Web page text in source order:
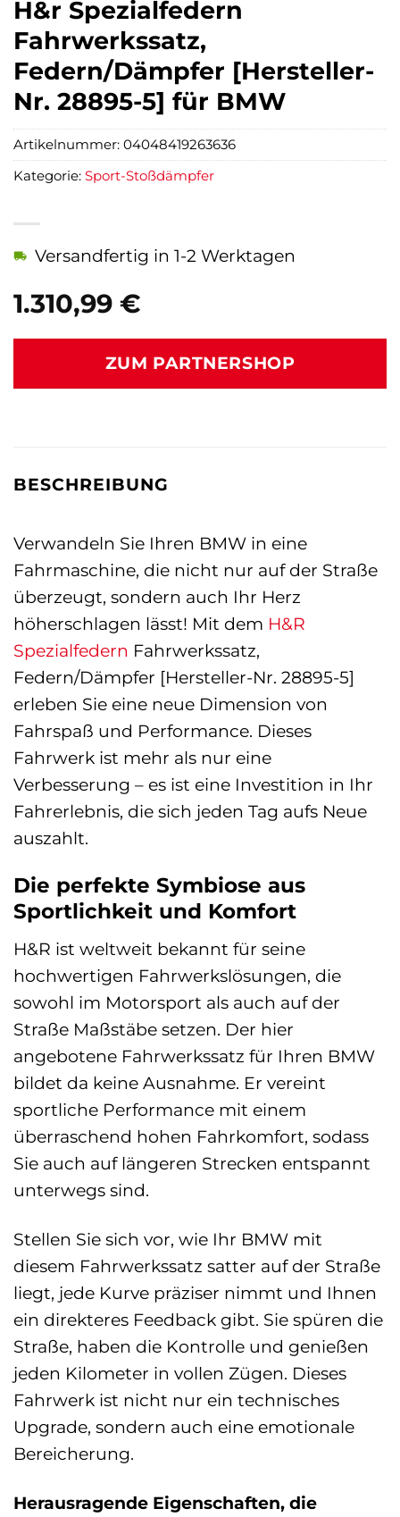
H&r Spezialfedern
Fahrwerkssatz,
Federn/Dämpfer [Hersteller-
Nr. 28895-5] für BMW
1.310,99 €
Versandfertig in 1-2 Werktagen
ZUM PARTNERSHOP
Artikelnummer: 04048419263636
Kategorie: Sport-Stoßdämpfer
BESCHREIBUNG
Verwandeln Sie Ihren BMW in eine
Fahrmaschine, die nicht nur auf der Straße
überzeugt, sondern auch Ihr Herz
höherschlagen lässt! Mit dem H&R
Spezialfedern Fahrwerkssatz,
Federn/Dämpfer [Hersteller-Nr. 28895-5]
erleben Sie eine neue Dimension von
Fahrspaß und Performance. Dieses
Fahrwerk ist mehr als nur eine
Verbesserung – es ist eine Investition in Ihr
Fahrerlebnis, die sich jeden Tag aufs Neue
auszahlt.
Die perfekte Symbiose aus
Sportlichkeit und Komfort
H&R ist weltweit bekannt für seine
hochwertigen Fahrwerkslösungen, die
sowohl im Motorsport als auch auf der
Straße Maßstäbe setzen. Der hier
angebotene Fahrwerkssatz für Ihren BMW
bildet da keine Ausnahme. Er vereint
sportliche Performance mit einem
überraschend hohen Fahrkomfort, sodass
Sie auch auf längeren Strecken entspannt
unterwegs sind.
Stellen Sie sich vor, wie Ihr BMW mit
diesem Fahrwerkssatz satter auf der Straße
liegt, jede Kurve präziser nimmt und Ihnen
ein direkteres Feedback gibt. Sie spüren die
Straße, haben die Kontrolle und genießen
jeden Kilometer in vollen Zügen. Dieses
Fahrwerk ist nicht nur ein technisches
Upgrade, sondern auch eine emotionale
Bereicherung.
Herausragende Eigenschaften, die